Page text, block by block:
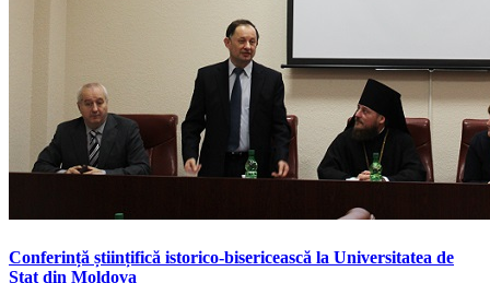
Conferință științifică istorico-bisericească la Universitatea de
Stat din Moldova